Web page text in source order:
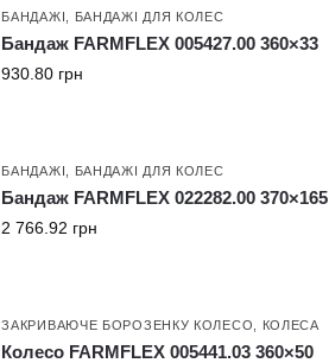
БАНДАЖІ БАНДАЖІ ДЛЯ КОЛЕС
Бандаж FARMFLEX 005427.00 360×33
930.80 грн
БАНДАЖІ БАНДАЖІ ДЛЯ КОЛЕС
Бандаж FARMFLEX 022282.00 370×165
2 766.92 грн
ЗАКРИВАЮЧЕ БОРОЗЕНКУ КОЛЕСО КОЛЕСА
Колесо FARMFLEX 005441.03 360×50